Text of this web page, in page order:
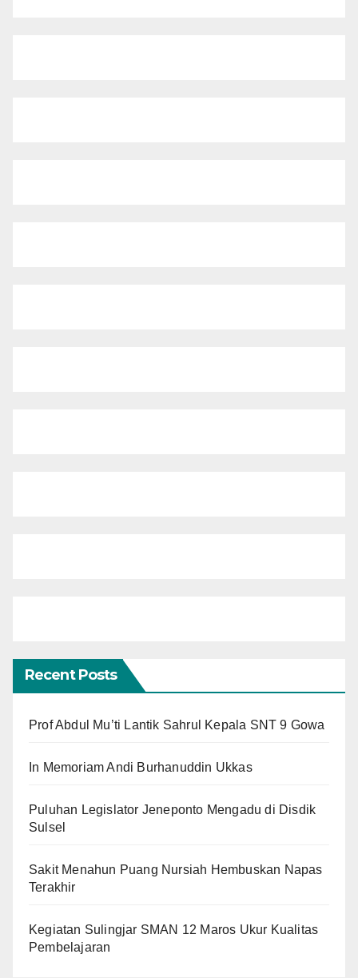
Recent Posts
Prof Abdul Mu’ti Lantik Sahrul Kepala SNT 9 Gowa
In Memoriam Andi Burhanuddin Ukkas
Puluhan Legislator Jeneponto Mengadu di Disdik
Sulsel
Sakit Menahun Puang Nursiah Hembuskan Napas
Terakhir
Kegiatan Sulingjar SMAN 12 Maros Ukur Kualitas
Pembelajaran